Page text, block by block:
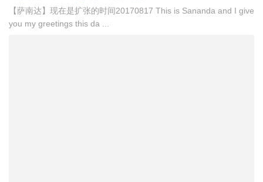
【萨南达】现在是扩张的时间20170817 This is Sananda and I give
you my greetings this da ...